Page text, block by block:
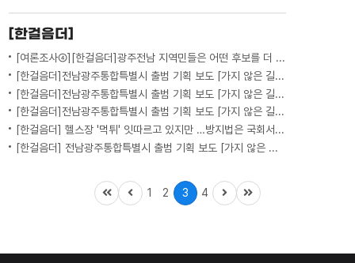
[한걸음더]
[여론조사④][한걸음더]광주전남 지역민들은 어떤 후보를 더 선호할까.. 변수는?
[한걸음더]전남광주통합특별시 출범 기획 보도 [가지 않은 길] 5편 프랑스 헌법에 새긴 '지방 분권'..전남광주 통합 성공 조건은?
[한걸음더]전남광주통합특별시 출범 기획 보도 [가지 않은 길] 4편 프랑스 지역 통합 10년 성적표
[한걸음더]전남광주통합특별시 출범 기획 보도 [가지 않은 길] 3편 프랑스 통합 10년 지났지만..."우린 여전히 알자스인"
[한걸음더] 헬스장 '먹튀' 잇따르고 있지만 …방지법은 국회서 낮잠
[한걸음더] 전남광주통합특별시 출범 기획 보도 [가지 않은 길] 2편 지방이 주도한 투자..'유럽 상위 5개 지역' 도약 비결은?
1 2 3 4